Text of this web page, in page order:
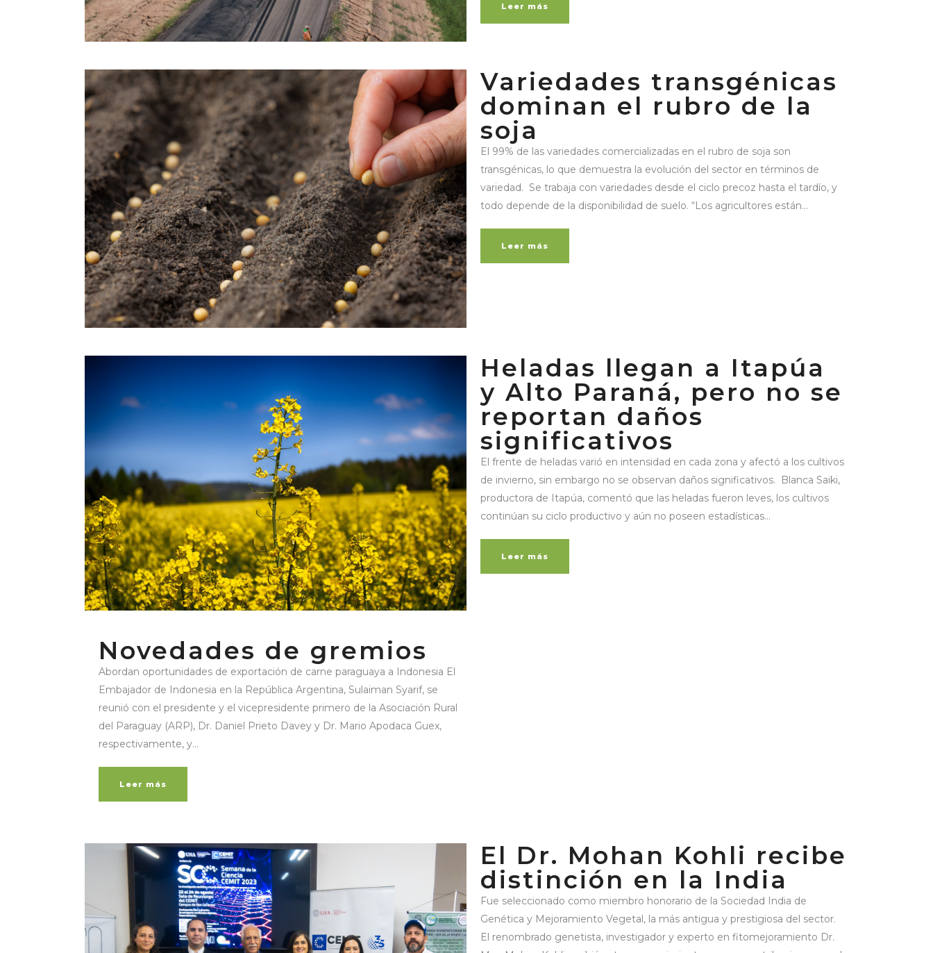
Leer más
Variedades transgénicas
dominan el rubro de la
soja
El 99% de las variedades comercializadas en el rubro de soja son
transgénicas, lo que demuestra la evolución del sector en términos de
variedad. Se trabaja con variedades desde el ciclo precoz hasta el tardío, y
todo depende de la disponibilidad de suelo. “Los agricultores están...
Leer más
Heladas llegan a Itapúa
y Alto Paraná, pero no se
reportan daños
significativos
El frente de heladas varió en intensidad en cada zona y afectó a los cultivos
de invierno, sin embargo no se observan daños significativos. Blanca Saiki,
productora de Itapúa, comentó que las heladas fueron leves, los cultivos
continúan su ciclo productivo y aún no poseen estadísticas...
Leer más
Novedades de gremios
Abordan oportunidades de exportación de carne paraguaya a Indonesia El
Embajador de Indonesia en la República Argentina, Sulaiman Syarif, se
reunió con el presidente y el vicepresidente primero de la Asociación Rural
del Paraguay (ARP), Dr. Daniel Prieto Davey y Dr. Mario Apodaca Guex,
respectivamente, y...
Leer más
El Dr. Mohan Kohli recibe
distinción en la India
Fue seleccionado como miembro honorario de la Sociedad India de
Genética y Mejoramiento Vegetal, la más antigua y prestigiosa del sector.
El renombrado genetista, investigador y experto en fitomejoramiento Dr.